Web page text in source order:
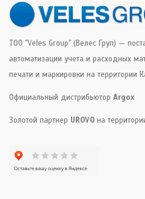
ТОО "Veles Group" (Велес Груп) —
автоматизации учета и расходных
печати и маркировки на территории
Официальный дистрибьютор Argox
Золотой партнер UROVO на